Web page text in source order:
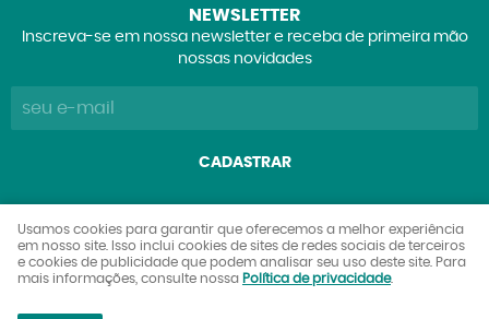
NEWSLETTER
Inscreva-se em nossa newsletter e receba de primeira mão
nossas novidades
CADASTRAR
Explorers Club Comércio de Brinquedos e Colecionáveis
Ltda
CNPJ: 27.842.089/0001-90
Usamos cookies para garantir que oferecemos a melhor experiência
em nosso site. Isso inclui cookies de sites de redes sociais de terceiros
e cookies de publicidade que podem analisar seu uso deste site. Para
mais informações, consulte nossa Política de privacidade.